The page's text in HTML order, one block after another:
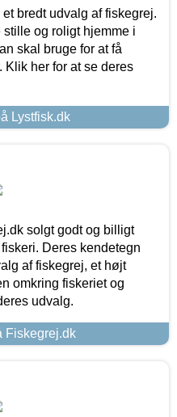
bredt udvalg af fiskegrej.
og roligt hjemme i
skal bruge for at få
her for at se deres
Lystfisk.dk
solgt godt og billigt
Deres kendetegn
af fiskegrej, et højt
omkring fiskeriet og
udvalg.
Fiskegrej.dk